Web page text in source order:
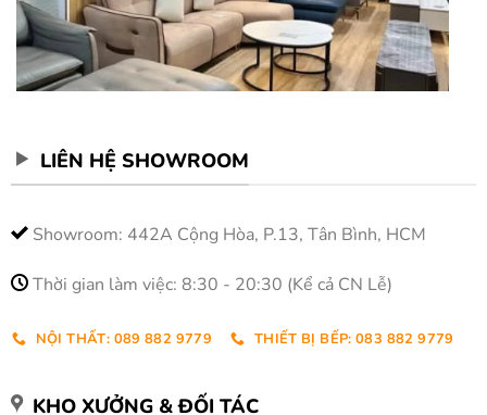
LIÊN HỆ SHOWROOM
Showroom: 442A Cộng Hòa, P.13, Tân Bình, HCM
Thời gian làm việc: 8:30 - 20:30 (Kể cả CN Lễ)
NỘI THẤT: 089 882 9779 THIẾT BỊ BẾP: 083 882 9779
KHO XƯỞNG & ĐỐI TÁC